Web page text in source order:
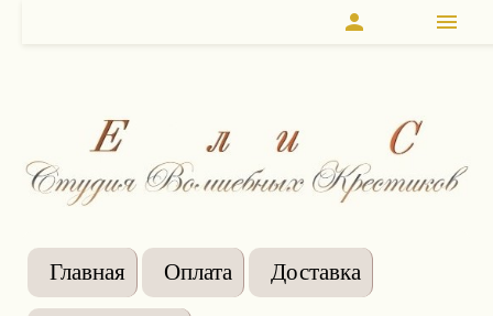
menu
person
Главная Оплата Доставка